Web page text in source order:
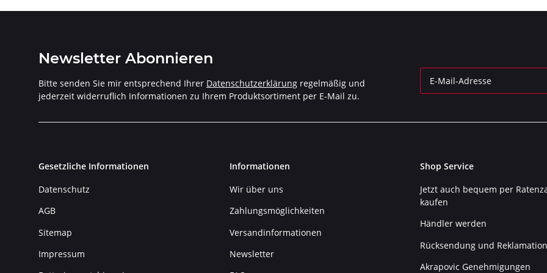
Newsletter Abonnieren
Bitte senden Sie mir entsprechend Ihrer Datenschutzerklärung regelmäßig und
jederzeit widerruflich Informationen zu Ihrem Produktsortiment per E-Mail zu.
Gesetzliche Informationen
Datenschutz
AGB
Sitemap
Impressum
Informationen
Wir über uns
Zahlungsmöglichkeiten
Versandinformationen
Newsletter
Shop Service
Jetzt auch bequem per
kaufen
Händler werden
Rücksendung und Reklamation
Akrapovic Genehmigungen